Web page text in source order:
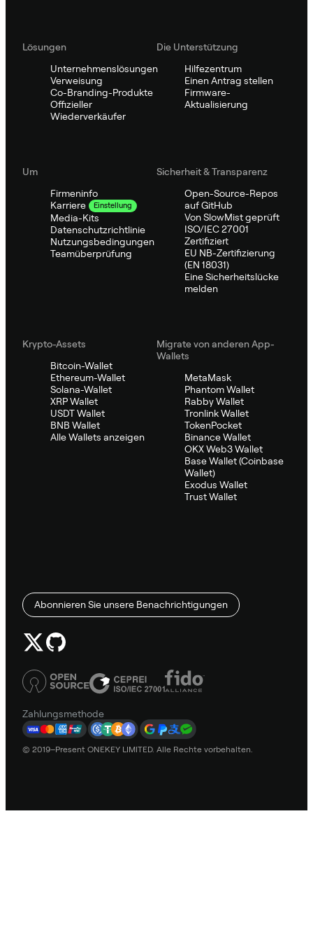
Lösungen
Unternehmenslösungen
Verweisung
Co-Branding-Produkte
Offizieller
Wiederverkäufer
Die Unterstützung
Hilfezentrum
Einen Antrag stellen
Firmware-
Aktualisierung
Um
Firmeninfo
Karriere
Einstellung
Media-Kits
Datenschutzrichtlinie
Nutzungsbedingungen
Teamüberprüfung
Sicherheit & Transparenz
Open-Source-Repos
auf GitHub
Von SlowMist geprüft
ISO/IEC 27001
Zertifiziert
EU NB-Zertifizierung
(EN 18031)
Eine Sicherheitslücke
melden
Krypto-Assets
Bitcoin-Wallet
Ethereum-Wallet
Solana-Wallet
XRP Wallet
USDT Wallet
BNB Wallet
Alle Wallets anzeigen
Migrate von anderen App-
Wallets
MetaMask
Phantom Wallet
Rabby Wallet
Tronlink Wallet
TokenPocket
Binance Wallet
OKX Web3 Wallet
Base Wallet (Coinbase
Wallet)
Exodus Wallet
Trust Wallet
Abonnieren Sie unsere Benachrichtigungen
Zahlungsmethode
© 2019–Present ONEKEY LIMITED. Alle Rechte vorbehalten.